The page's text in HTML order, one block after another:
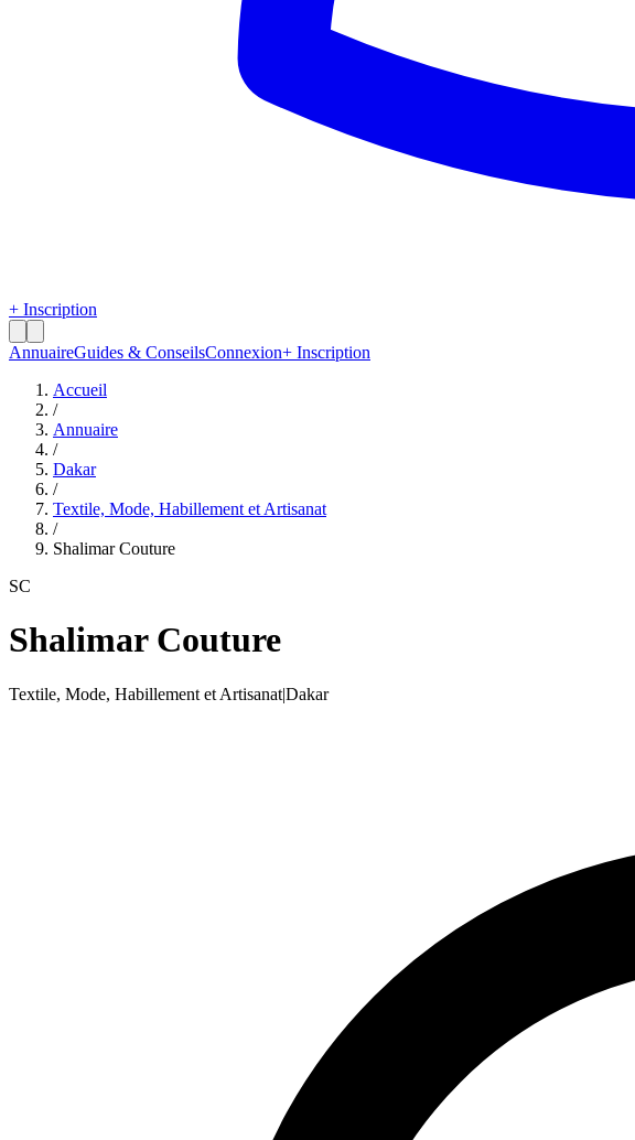
+ Inscription
AnnuaireGuides & ConseilsConnexion+ Inscription
Accueil
/
Annuaire
/
Dakar
/
Textile, Mode, Habillement et Artisanat
/
Shalimar Couture
SC
Shalimar Couture
Textile, Mode, Habillement et Artisanat|Dakar